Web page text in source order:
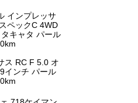
インプレッサ
ペックC 4WD
キャタ パール
ス RC F 5.0 オ
インチ パール